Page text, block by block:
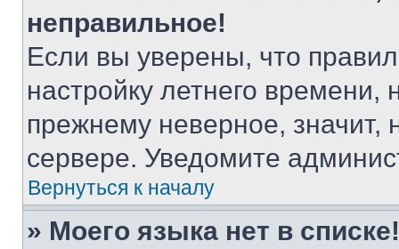
неправильное!
Если вы уверены, что
настройку летнего
прежнему неверное, значит,
сервере. Уведомите
Вернуться к началу
» Моего языка нет в списке!